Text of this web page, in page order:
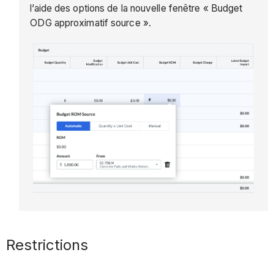
l’aide des options de la nouvelle fenêtre « Budget
ODG approximatif source ».
Restrictions